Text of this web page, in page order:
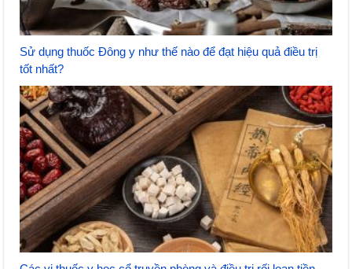
Sử dụng thuốc Đông y như thế nào để đạt hiệu quả điều trị
tốt nhất?